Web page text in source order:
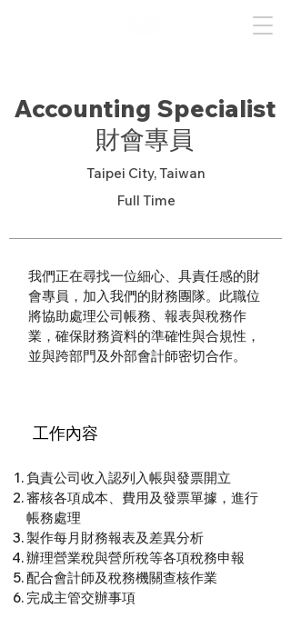
Accounting Specialist
財會專員
Taipei City, Taiwan
Full Time
我們正在尋找一位細心、具責任感的財
會專員，加入我們的財務團隊。此職位
將協助處理公司帳務、報表與稅務作
業，確保財務資料的準確性與合規性，
並與跨部門及外部會計師密切合作。
工作內容
負責公司收入認列入帳與發票開立
審核各項成本、費用及發票單據，進行
帳務處理
製作每月財務報表及差異分析
辦理營業稅與營所稅等各項稅務申報
配合會計師及稅務機關查核作業
完成主管交辦事項